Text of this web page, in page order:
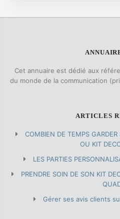
Cet annuaire est dédié aux
du monde de la communication
ARTICLES
COMBIEN DE TEMPS
OU KIT
LES PARTIES
PRENDRE SOIN DE SON KIT
Gérer ses avis clients